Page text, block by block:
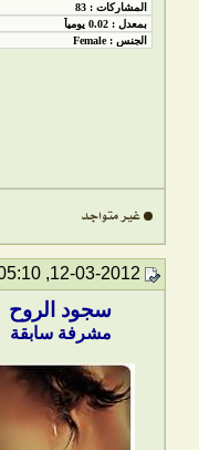
سجود الروح
مشرفة سابقة